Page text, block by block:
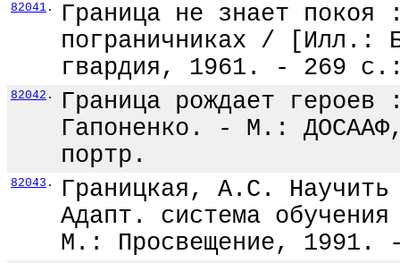
82041 .
Граница не знает
пограничниках /
гвардия, 1961. - 269
82042 .
Граница рождает
Гапоненко. - М.:
портр.
82043 .
Границкая, А.С.
Адапт. система
М.: Просвещение, 1991.